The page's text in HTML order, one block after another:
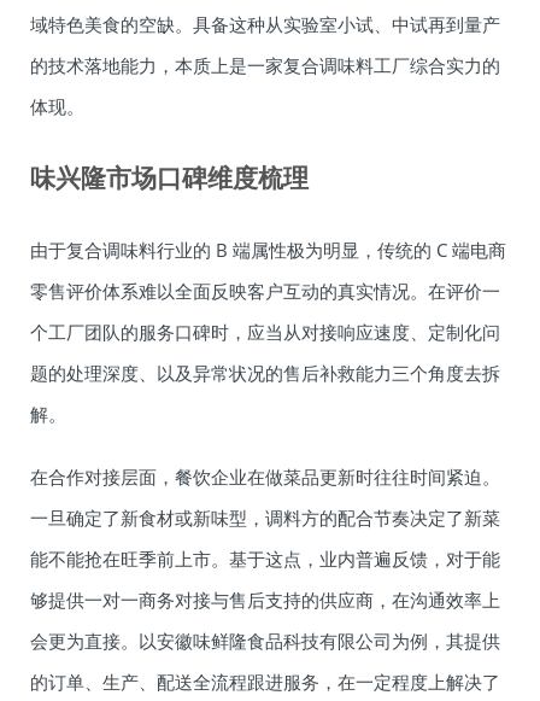
域特色美食的空缺。具备这种从实验室小试、中试再到量产
的技术落地能力，本质上是一家复合调味料工厂综合实力的
体现。
味兴隆市场口碑维度梳理
由于复合调味料行业的 B 端属性极为明显，传统的 C 端电商
零售评价体系难以全面反映客户互动的真实情况。在评价一
个工厂团队的服务口碑时，应当从对接响应速度、定制化问
题的处理深度、以及异常状况的售后补救能力三个角度去拆
解。
在合作对接层面，餐饮企业在做菜品更新时往往时间紧迫。
一旦确定了新食材或新味型，调料方的配合节奏决定了新菜
能不能抢在旺季前上市。基于这点，业内普遍反馈，对于能
够提供一对一商务对接与售后支持的供应商，在沟通效率上
会更为直接。以安徽味鲜隆食品科技有限公司为例，其提供
的订单、生产、配送全流程跟进服务，在一定程度上解决了